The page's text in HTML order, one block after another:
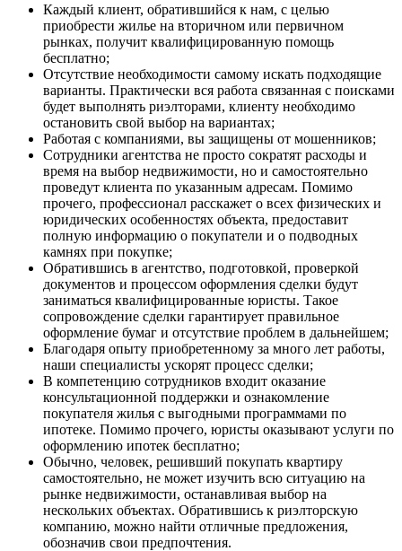
Каждый клиент, обратившийся к нам, с целью
приобрести жилье на вторичном или первичном
рынках, получит квалифицированную помощь
бесплатно;
Отсутствие необходимости самому искать подходящие
варианты. Практически вся работа связанная с поисками
будет выполнять риэлторами, клиенту необходимо
остановить свой выбор на вариантах;
Работая с компаниями, вы защищены от мошенников;
Сотрудники агентства не просто сократят расходы и
время на выбор недвижимости, но и самостоятельно
проведут клиента по указанным адресам. Помимо
прочего, профессионал расскажет о всех физических и
юридических особенностях объекта, предоставит
полную информацию о покупатели и о подводных
камнях при покупке;
Обратившись в агентство, подготовкой, проверкой
документов и процессом оформления сделки будут
заниматься квалифицированные юристы. Такое
сопровождение сделки гарантирует правильное
оформление бумаг и отсутствие проблем в дальнейшем;
Благодаря опыту приобретенному за много лет работы,
наши специалисты ускорят процесс сделки;
В компетенцию сотрудников входит оказание
консультационной поддержки и ознакомление
покупателя жилья с выгодными программами по
ипотеке. Помимо прочего, юристы оказывают услуги по
оформлению ипотек бесплатно;
Обычно, человек, решивший покупать квартиру
самостоятельно, не может изучить всю ситуацию на
рынке недвижимости, останавливая выбор на
нескольких объектах. Обратившись к риэлторскую
компанию, можно найти отличные предложения,
обозначив свои предпочтения.